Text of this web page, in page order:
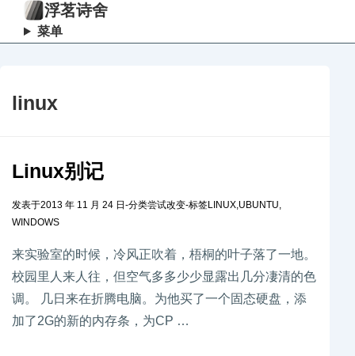
浮茗诗舍
菜单
linux
Linux别记
发表于2013 年 11 月 24 日 -分类尝试改变-标签LINUX,UBUNTU,
WINDOWS
来实验室的时候，冷风正吹着，梧桐的叶子落了一地。
校园里人来人往，但空气多多少少显露出几分凄清的色
调。 几日来在折腾电脑。为他买了一个固态硬盘，添
加了2G的新的内存条，为CP …